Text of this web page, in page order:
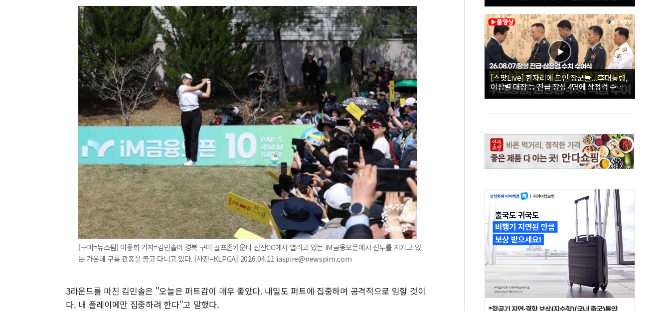
[구미=뉴스핌] 이웅희 기자=김민솔이 경북 구미 골프존카운티 선산CC에서 열리고 있는 iM금융오픈에서 선두를 지키고 있
는 가운데 구름 관중을 몰고 다니고 있다. [사진=KLPGA] 2026.04.11 iaspire@newspim.com
3라운드를 마친 김민솔은 "오늘은 퍼트감이 매우 좋았다. 내일도 퍼트에 집중하며 공격적으로 임할 것이
다. 내 플레이에만 집중하려 한다"고 말했다.
[스팟Live] 한자리에 모인 장군들...李대통령,
이상렬 대장 등 진급 장성 4명에 삼정검 수치
직접 수여｜26.08.07 장성 진급·삼정검 수치